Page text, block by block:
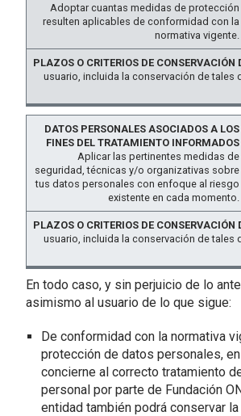
Adoptar cuantas medidas de protección
resulten aplicables de conformidad con la
normativa vigente.
usuario, incluida la conservación de
Aplicar las pertinentes medidas de
seguridad, técnicas y/o organizativas sobre
tus datos personales con enfoque al riesgo
existente en cada momento.
usuario, incluida la conservación de
En todo caso, y sin perjuicio de lo
asimismo al usuario de lo que sigue:
De conformidad con la normativa
protección de datos personales,
concierne al correcto tratamiento
personal por parte de Fundación
entidad también podrá conservar